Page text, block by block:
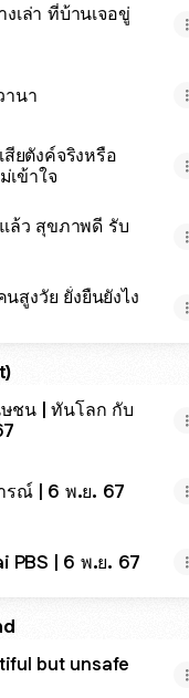
เล่า ที่บ้านเจอขู่
านา
ยตังค์จริงหรือ
เข้าใจ
แล้ว สุขภาพดี รับ
สูงวัย ยั่งยืนยังไง
ชน | ทันโลก กับ
รณ์ | 6 พ.ย. 67
PBS | 6 พ.ย. 67
but unsafe